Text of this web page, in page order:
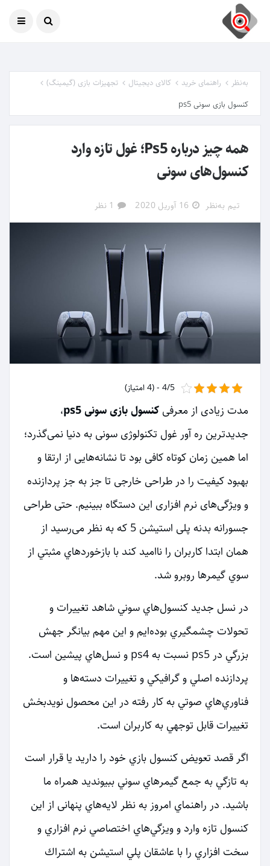
به‌نظر راهنمای خرید کالای دیجیتال
تجهیزات بازی (گیمینگ)
کنسول بازی سونی ps5
همه چیز درباره Ps5؛ غول تازه وارد
کنسول‌های سونی
تیم به‌نظر 16 آوریل 2020 1 نظر
4/5 - (4 امتیاز)
مدت زیادی از معرفی کنسول بازی سونی ps5
،
جدیدترین ره آور غول تکنولوژی سونی به دنیا نمی‌گذرد؛
اما همین زمان کوتاه کافی بود تا نشانه‌هایی از ارتقا و
بهبود کیفیت را در طراحی خارجی تا جز به جز پردازنده
و ویژگی‌های نرم افزاری این دستگاه ببینیم. حتی طراحی
جسورانه بدنه پلی استیشن 5 که به نظر می‌رسيد از
همان ابتدا كاربران را نااميد كند با بازخوردهاي مثبتي از
سوي گيمرها روبرو شد.
در نسل جديد كنسول‌هاي سوني شاهد تغييرات و
تحولات چشمگيري بوده‌ايم و این مهم بيانگر جهش
بزرگي در ps5 نسبت به ps4 و نسل‌هاي پيشين است.
پردازنده اصلي و گرافيكي و تغييرات دسته‌ها و
فناوري‌هاي صوتي به كار رفته در اين محصول نويدبخش
تغييرات قابل توجهي به كاربران است.
اگر قصد تعويض كنسول بازي خود را داريد يا قرار است
به تازگي به جمع گيمرهاي سوني ببيونديد همراه ما
باشيد. در راهنماي امروز به نظر لايه‌هاي پنهانی از اين
كنسول تازه وارد و ويزگي‌هاي اختصاصي نرم افزاري و
سخت افزاري را با عاشقان پلي استيشن به اشتراك